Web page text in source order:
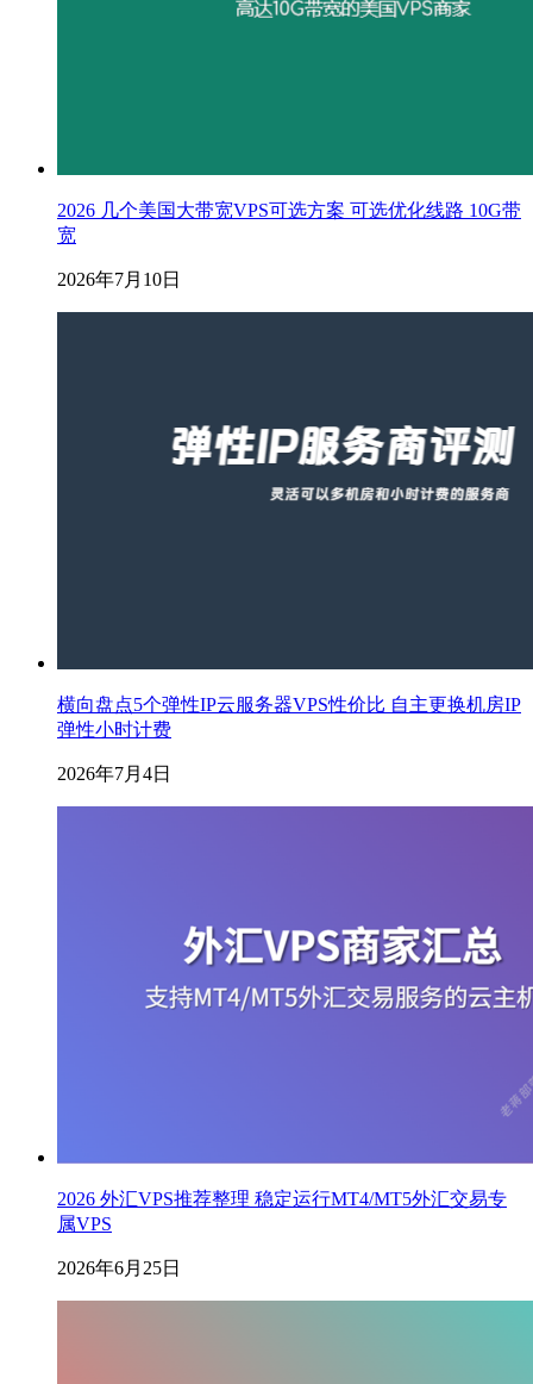
2026 几个美国大带宽VPS可选方案 可选优化线路 10G带
宽
2026年7月10日
横向盘点5个弹性IP云服务器VPS性价比 自主更换机房IP
弹性小时计费
2026年7月4日
2026 外汇VPS推荐整理 稳定运行MT4/MT5外汇交易专
属VPS
2026年6月25日